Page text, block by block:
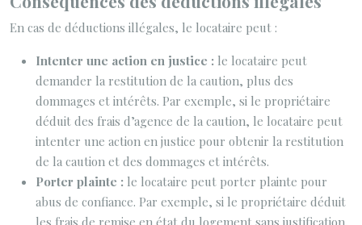
En cas de déductions illégales, le locataire peut :
Intenter une action en justice : le locataire peut
demander la restitution de la caution, plus des
dommages et intérêts. Par exemple, si le propriétaire
déduit des frais d’agence de la caution, le locataire peut
intenter une action en justice pour obtenir la restitution
de la caution et des dommages et intérêts.
Porter plainte : le locataire peut porter plainte pour
abus de confiance. Par exemple, si le propriétaire déduit
les frais de remise en état du logement sans justification,